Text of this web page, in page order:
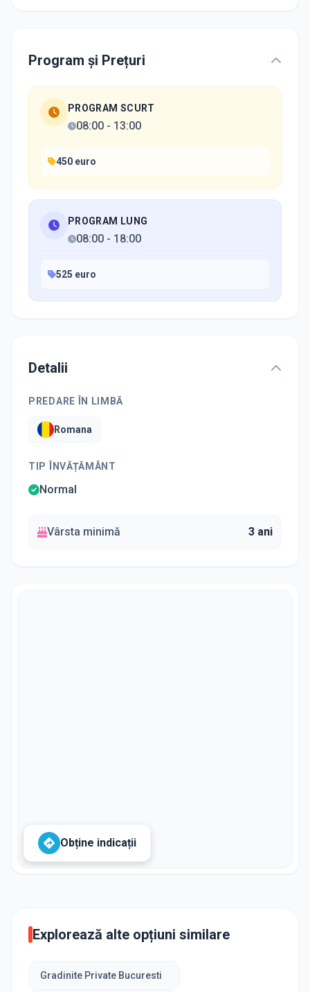
Program și Prețuri
PROGRAM SCURT
08:00 - 13:00
450 euro
PROGRAM LUNG
08:00 - 18:00
525 euro
Detalii
PREDARE ÎN LIMBĂ
Romana
TIP ÎNVĂȚĂMÂNT
Normal
Vârsta minimă 3 ani
Obține indicații
Explorează alte opțiuni similare
Gradinite Private Bucuresti